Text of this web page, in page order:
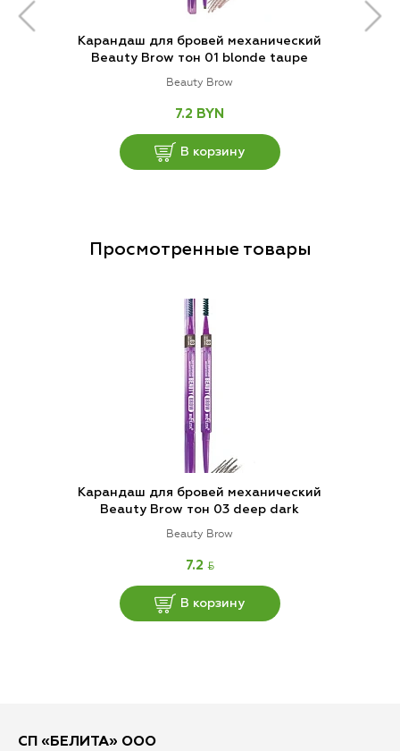
Карандаш для бровей механический
Beauty Brow тон 01 blonde taupe
Beauty Brow
7.2 BYN
В корзину
Просмотренные товары
Карандаш для бровей механический
Beauty Brow тон 03 deep dark
Beauty Brow
7.2 BYN
В корзину
СП «БЕЛИТА» ООО